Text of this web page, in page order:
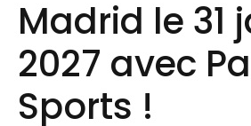
Madrid le 31
2027 avec
Sports !